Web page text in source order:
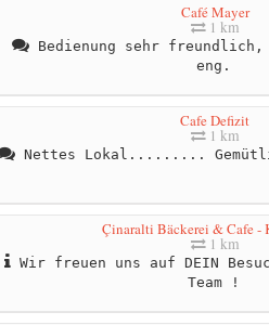
Café Mayer
1 km
Bedienung sehr freundlich,
eng.
Cafe Defizit
1 km
Nettes Lokal.........
Çinaralti Bäckerei & Cafe -
1 km
Wir freuen uns auf DEIN
Team !